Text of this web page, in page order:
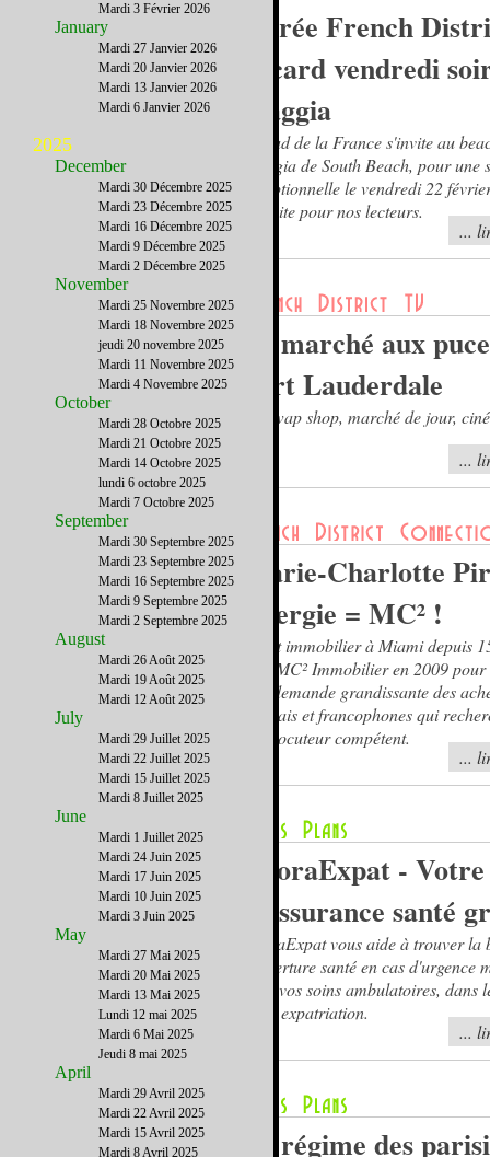
Soirée French
Ricard vendredi
Piaggia
Le Sud de la France s'invite au
Piaggia de South Beach, pour une
exceptionnelle le vendredi 22
gratuite pour nos lecteurs.
...
Le marché aux
Fort Lauderdale
Le Swap shop, marché de jour,
...
Marie-Charlotte
Energie = MC² !
Agent immobilier à Miami depuis
créé MC² Immobilier en 2009
à la demande grandissante des
français et francophones qui
interlocuteur compétent.
...
AgoraExpat -
d'assurance santé
AgoraExpat vous aide à trouver la
couverture santé en cas d'urgence
pour vos soins ambulatoires, dans
votre expatriation.
...
Le régime des
Mardi 3 Février 2026
January
Mardi 27 Janvier 2026
Mardi 20 Janvier 2026
Mardi 13 Janvier 2026
Mardi 6 Janvier 2026
2025
December
Mardi 30 Décembre 2025
Mardi 23 Décembre 2025
Mardi 16 Décembre 2025
Mardi 9 Décembre 2025
Mardi 2 Décembre 2025
November
Mardi 25 Novembre 2025
Mardi 18 Novembre 2025
jeudi 20 novembre 2025
Mardi 11 Novembre 2025
Mardi 4 Novembre 2025
October
Mardi 28 Octobre 2025
Mardi 21 Octobre 2025
Mardi 14 Octobre 2025
lundi 6 octobre 2025
Mardi 7 Octobre 2025
September
Mardi 30 Septembre 2025
Mardi 23 Septembre 2025
Mardi 16 Septembre 2025
Mardi 9 Septembre 2025
Mardi 2 Septembre 2025
August
Mardi 26 Août 2025
Mardi 19 Août 2025
Mardi 12 Août 2025
July
Mardi 29 Juillet 2025
Mardi 22 Juillet 2025
Mardi 15 Juillet 2025
Mardi 8 Juillet 2025
June
Mardi 1 Juillet 2025
Mardi 24 Juin 2025
Mardi 17 Juin 2025
Mardi 10 Juin 2025
Mardi 3 Juin 2025
May
Mardi 27 Mai 2025
Mardi 20 Mai 2025
Mardi 13 Mai 2025
Lundi 12 mai 2025
Mardi 6 Mai 2025
Jeudi 8 mai 2025
April
Mardi 29 Avril 2025
Mardi 22 Avril 2025
Mardi 15 Avril 2025
Mardi 8 Avril 2025